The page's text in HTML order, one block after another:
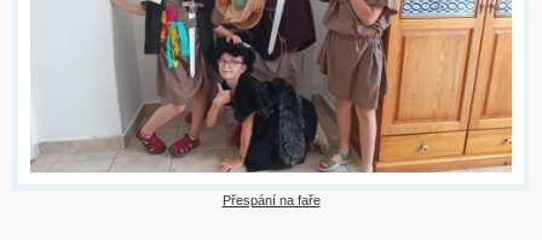
Přespání na faře